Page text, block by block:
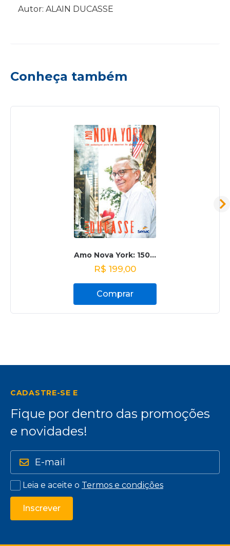
Autor: ALAIN DUCASSE
Conheça também
Amo Nova York: 150...
R$ 199,00
Comprar
CADASTRE-SE E
Fique por dentro das promoções
e novidades!
Leia e aceite o Termos e condições
Inscrever